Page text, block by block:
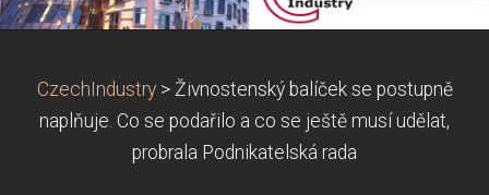
CzechIndustry > Živnostenský balíček se postupně
naplňuje. Co se podařilo a co se ještě musí udělat,
probrala Podnikatelská rada